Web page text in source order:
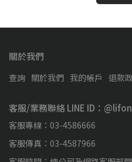
關於我們
查詢 關於我們 我的帳戶 退款
客服/業務聯絡 LINE ID：
客服專線：03-4586666
客服傳真：03-4587966